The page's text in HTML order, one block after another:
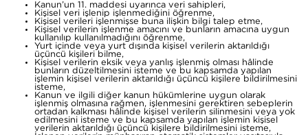
Kanun’un 11. maddesi uyarınca veri sahipleri,
Kişisel veri işlenip işlenmediğini öğrenme,
Kişisel verileri işlenmişse buna ilişkin bilgi talep etme,
Kişisel verilerin işlenme amacını ve bunların amacına uygun
kullanılıp kullanılmadığını öğrenme,
Yurt içinde veya yurt dışında kişisel verilerin aktarıldığı
üçüncü kişileri bilme,
Kişisel verilerin eksik veya yanlış işlenmiş olması hâlinde
bunların düzeltilmesini isteme ve bu kapsamda yapılan
işlemin kişisel verilerin aktarıldığı üçüncü kişilere bildirilmesini
isteme,
Kanun ve ilgili diğer kanun hükümlerine uygun olarak
işlenmiş olmasına rağmen, işlenmesini gerektiren sebeplerin
ortadan kalkması hâlinde kişisel verilerin silinmesini veya yok
edilmesini isteme ve bu kapsamda yapılan işlemin kişisel
verilerin aktarıldığı üçüncü kişilere bildirilmesini isteme,